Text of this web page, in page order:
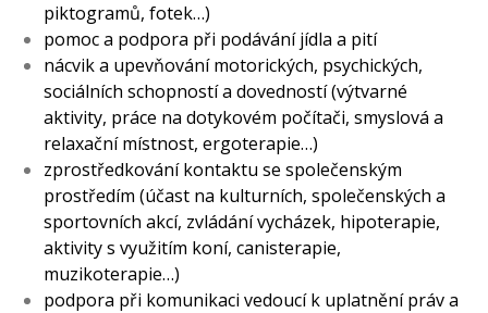
piktogramů, fotek…)
pomoc a podpora při podávání jídla a pití
nácvik a upevňování motorických, psychických,
sociálních schopností a dovedností (výtvarné
aktivity, práce na dotykovém počítači, smyslová a
relaxační místnost, ergoterapie…)
zprostředkování kontaktu se společenským
prostředím (účast na kulturních, společenských a
sportovních akcí, zvládání vycházek, hipoterapie,
aktivity s využitím koní, canisterapie,
muzikoterapie…)
podpora při komunikaci vedoucí k uplatnění práv a